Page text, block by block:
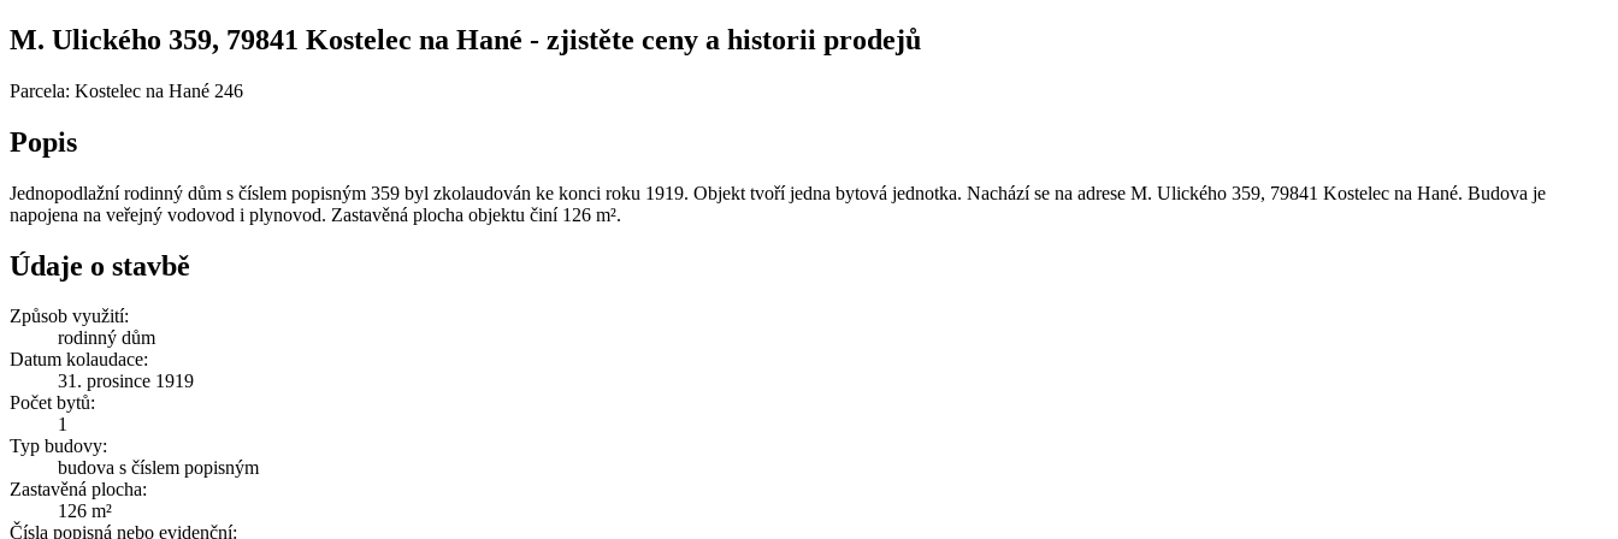
M. Ulického 359, 79841 Kostelec na Hané - zjistěte ceny a historii prodejů
Parcela: Kostelec na Hané 246
Popis
Jednopodlažní rodinný dům s číslem popisným 359 byl zkolaudován ke konci roku 1919. Objekt tvoří jedna bytová jednotka. Nachází se na adrese M. Ulického 359, 79841 Kostelec na Hané. Budova je
napojena na veřejný vodovod i plynovod. Zastavěná plocha objektu činí 126 m².
Údaje o stavbě
Způsob využití:
rodinný dům
Datum kolaudace:
31. prosince 1919
Počet bytů:
1
Typ budovy:
budova s číslem popisným
Zastavěná plocha:
126 m²
Čísla popisná nebo evidenční: